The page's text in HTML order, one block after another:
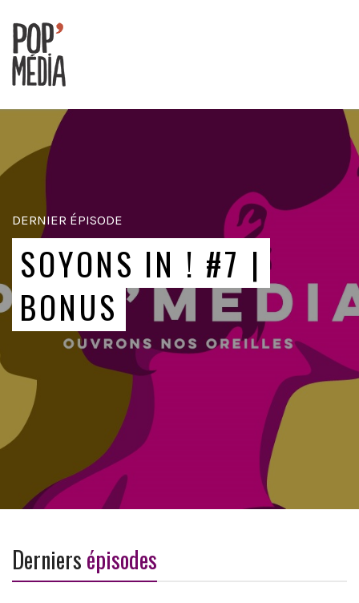
nos
DERNIER ÉPISODE
SOYONS IN ! #7 |
BONUS
Derniersépisodes